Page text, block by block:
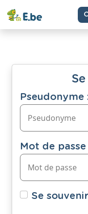
Pseudonyme
Mot de passe
Se